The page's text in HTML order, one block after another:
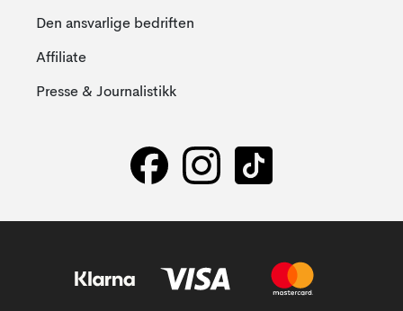
Den ansvarlige bedriften
Affiliate
Presse & Journalistikk